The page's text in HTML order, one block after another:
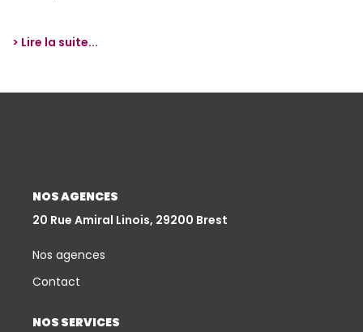
> Lire la suite...
NOS AGENCES
20 Rue Amiral Linois, 29200 Brest
Nos agences
Contact
NOS SERVICES